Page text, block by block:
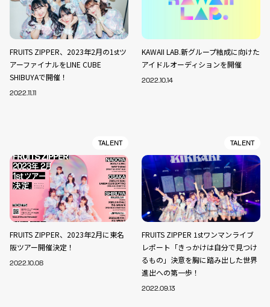
FRUITS ZIPPER、2023年2月の1stツ
アーファイナルをLINE CUBE
SHIBUYAで開催！
2022.11.11
KAWAII LAB.新グループ結成に向けた
アイドルオーディションを開催
2022.10.14
TALENT
FRUITS ZIPPER、2023年2月に東名
阪ツアー開催決定！
2022.10.08
TALENT
FRUITS ZIPPER 1stワンマンライブ
レポート「きっかけは自分で見つけ
るもの」決意を胸に踏み出した世界
進出への第一歩！
2022.09.13